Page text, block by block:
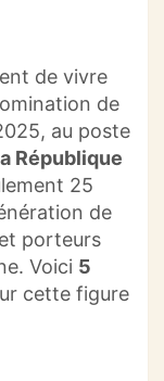
de vivre
de
au poste
République
25
de
porteurs
Voici 5
cette figure